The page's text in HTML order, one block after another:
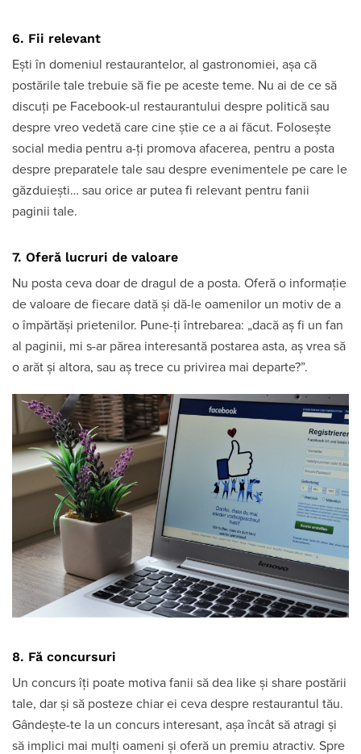
6. Fii relevant
Ești în domeniul restaurantelor, al gastronomiei, așa că
postările tale trebuie să fie pe aceste teme. Nu ai de ce să
discuți pe Facebook-ul restaurantului despre politică sau
despre vreo vedetă care cine știe ce a ai făcut. Folosește
social media pentru a-ți promova afacerea, pentru a posta
despre preparatele tale sau despre evenimentele pe care le
găzduiești… sau orice ar putea fi relevant pentru fanii
paginii tale.
7. Oferă lucruri de valoare
Nu posta ceva doar de dragul de a posta. Oferă o informație
de valoare de fiecare dată și dă-le oamenilor un motiv de a
o împărtăși prietenilor. Pune-ți întrebarea: „dacă aș fi un fan
al paginii, mi s-ar părea interesantă postarea asta, aș vrea să
o arăt și altora, sau aș trece cu privirea mai departe?”.
8. Fă concursuri
Un concurs îți poate motiva fanii să dea like și share postării
tale, dar și să posteze chiar ei ceva despre restaurantul tău.
Gândește-te la un concurs interesant, așa încât să atragi și
să implici mai mulți oameni și oferă un premiu atractiv. Spre